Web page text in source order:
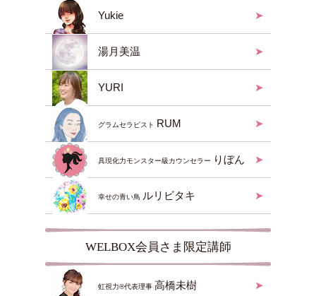
Yukie
湯月美温
YURI
グラムセラピスト RUM
具現化力モンスター級カウンセラー りぼん
幸せの青い鳥 ルリビタキ
WELBOX会員さま限定講師
虹視力®︎代表理事 高橋未樹